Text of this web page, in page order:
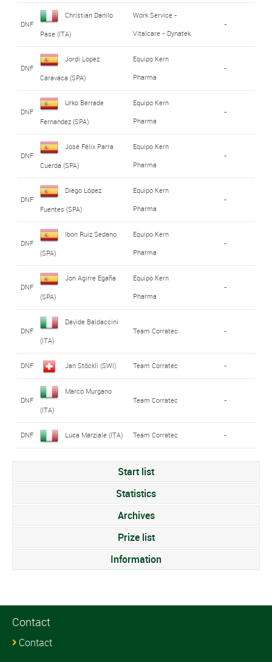
DNF
Christian Danilo
Pase (ITA)
Work Service -
Vitalcare - Dynatek
-
DNF
Jordi Lopez
Caravaca (SPA)
Equipo Kern
Pharma
-
DNF
Urko Berrade
Fernandez (SPA)
Equipo Kern
Pharma
-
DNF
José Félix Parra
Cuerda (SPA)
Equipo Kern
Pharma
-
DNF
Diego López
Fuentes (SPA)
Equipo Kern
Pharma
-
DNF
Ibon Ruiz Sedano
(SPA)
Equipo Kern
Pharma
-
DNF
Jon Agirre Egaña
(SPA)
Equipo Kern
Pharma
-
DNF
Davide Baldaccini
(ITA)
Team Corratec -
DNF Jan Stöckli (SWI) Team Corratec -
DNF
Marco Murgano
(ITA)
Team Corratec -
DNF Luca Marziale (ITA) Team Corratec -
Start list
Statistics
Archives
Prize list
Information
Contact
Contact